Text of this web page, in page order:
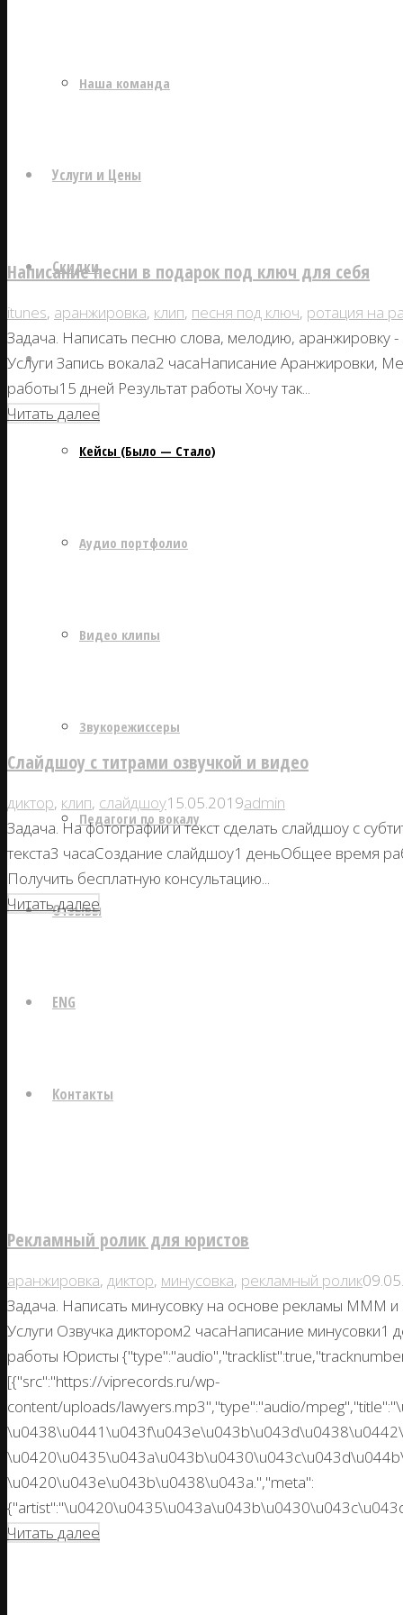
Наша команда
Услуги и Цены
Скидки
Наши работы
Кейсы (Было — Стало)
Аудио портфолио
Видео клипы
Звукорежиссеры
Педагоги по вокалу
Отзывы
ENG
Контакты
Написание песни в подарок под ключ для себя
itunes, аранжировка, клип, песня под ключ, ротация на
Задача. Написать песню слова, мелодию, аранжировку
Услуги Запись вокала2 часаНаписание Аранжировки,
работы15 дней Результат работы Хочу так...
Читать далее
Слайдшоу с титрами озвучкой и видео
диктор, клип, слайдшоу15.05.2019admin
Задача. На фотографии и текст сделать слайдшоу с
текста3 часаСоздание слайдшоу1 деньОбщее время
Получить бесплатную консультацию...
Читать далее
Рекламный ролик для юристов
аранжировка, диктор, минусовка, рекламный ролик
Задача. Написать минусовку на основе рекламы МММ и
Услуги Озвучка диктором2 часаНаписание
работы Юристы
[{"src":"https://viprecords.ru/wp-
content/uploads/lawyers.mp3","type":"audio/
\u0420\u043e\u043b\u0438\u043a.","meta":
Читать далее